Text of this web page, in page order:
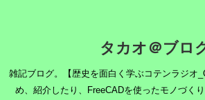
タカオ＠ブロ
雑記ブログ。【歴史を面白く学ぶコテンラジオ
め、紹介したり、FreeCADを使ったモノづく